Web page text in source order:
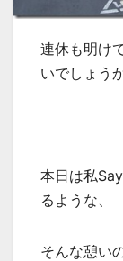
連休も明け
いでしょう
本日は私
るような、
そんな憩い